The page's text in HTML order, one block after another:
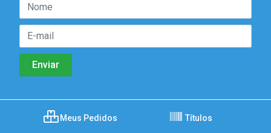
Meus Pedidos Títulos